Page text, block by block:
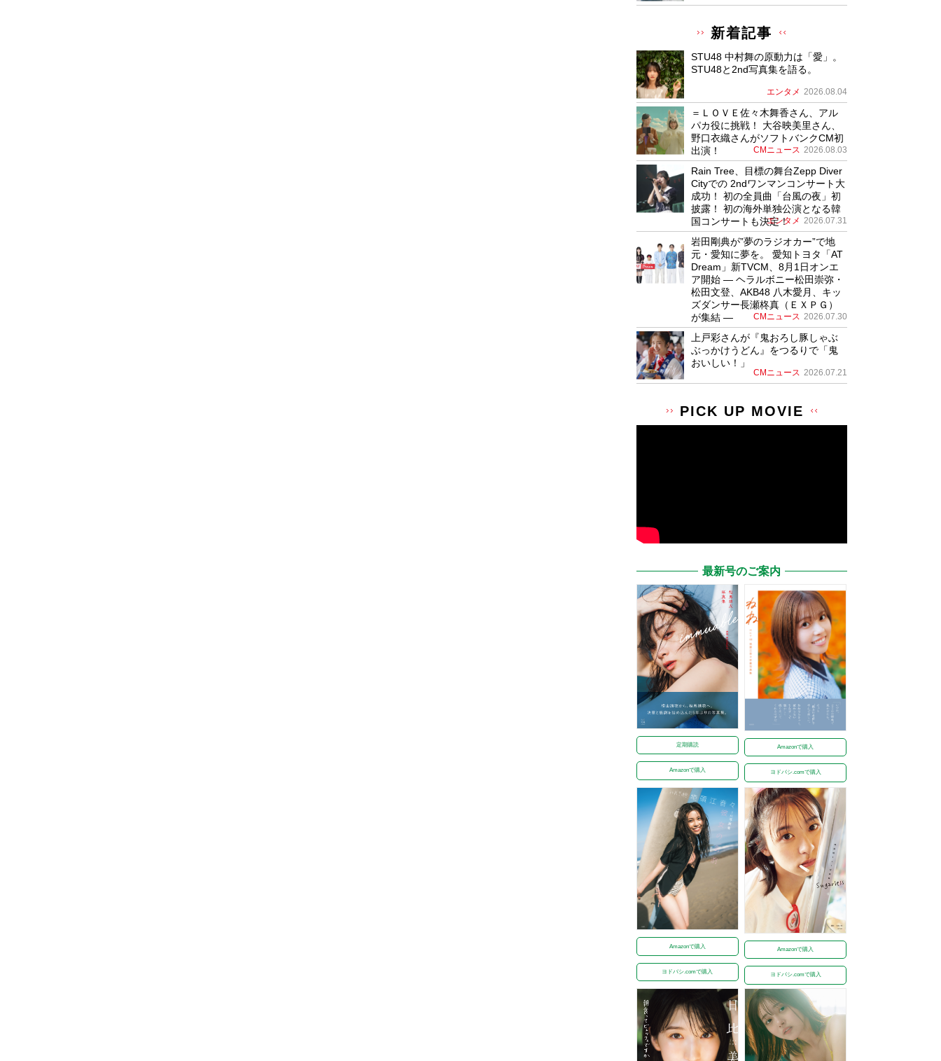
新着記事
STU48 中村舞の原動力は「愛」。
STU48と2nd写真集を語る。
エンタメ 2026.08.04
＝ＬＯＶＥ佐々木舞香さん、アル
パカ役に挑戦！ 大谷映美里さん、
野口衣織さんがソフトバンクCM初
出演！
CMニュース 2026.08.03
Rain Tree、目標の舞台Zepp Diver
Cityでの 2ndワンマンコンサート大
成功！ 初の全員曲「台風の夜」初
披露！ 初の海外単独公演となる韓
国コンサートも決定！
エンタメ 2026.07.31
岩田剛典が”夢のラジオカー”で地
元・愛知に夢を。 愛知トヨタ「AT
Dream」新TVCM、8月1日オンエ
ア開始 ― ヘラルボニー松田崇弥・
松田文登、AKB48 八木愛月、キッ
ズダンサー長瀬柊真（ＥＸＰＧ）
が集結 ―
CMニュース 2026.07.30
上戸彩さんが『鬼おろし豚しゃぶ
ぶっかけうどん』をつるりで「鬼
おいしい！」
CMニュース 2026.07.21
PICK UP MOVIE
最新号のご案内
定期購読
Amazonで購入
Amazonで購入
ヨドバシ.comで購入
Amazonで購入
ヨドバシ.comで購入
Amazonで購入
ヨドバシ.comで購入